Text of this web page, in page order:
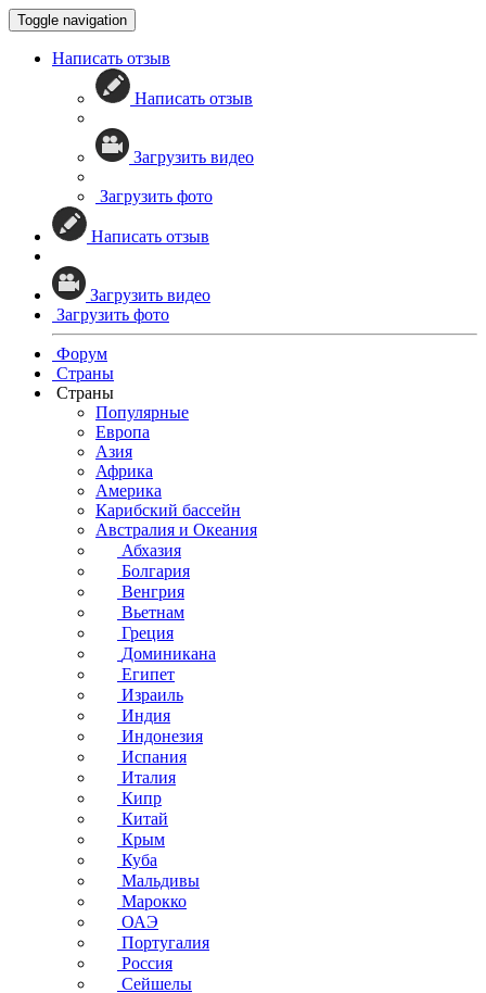
Toggle navigation
Написать отзыв
Написать отзыв
Загрузить видео
Загрузить фото
Написать отзыв
Загрузить видео
Загрузить фото
Форум
Страны
Страны
Популярные
Европа
Азия
Африка
Америка
Карибский бассейн
Австралия и Океания
Абхазия
Болгария
Венгрия
Вьетнам
Греция
Доминикана
Египет
Израиль
Индия
Индонезия
Испания
Италия
Кипр
Китай
Крым
Куба
Мальдивы
Марокко
ОАЭ
Португалия
Россия
Сейшелы